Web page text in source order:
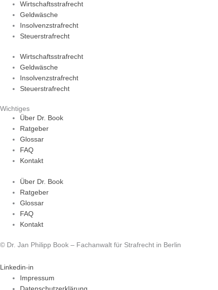
Wirtschaftsstrafrecht
Geldwäsche
Insolvenzstrafrecht
Steuerstrafrecht
Wirtschaftsstrafrecht
Geldwäsche
Insolvenzstrafrecht
Steuerstrafrecht
Wichtiges
Über Dr. Book
Ratgeber
Glossar
FAQ
Kontakt
Über Dr. Book
Ratgeber
Glossar
FAQ
Kontakt
© Dr. Jan Philipp Book – Fachanwalt für Strafrecht in Berlin
Linkedin-in
Impressum